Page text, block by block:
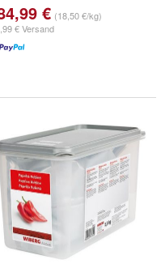
€ (18,50 €/kg)
€ Versand